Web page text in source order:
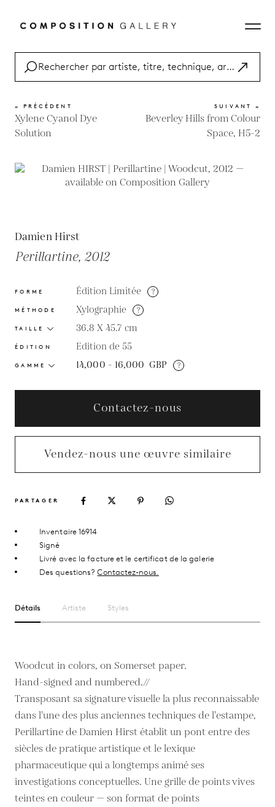
« PRÉCÉDENT
Xylene Cyanol Dye
Solution
SUIVANT »
Beverley Hills from Colour
Space, H5-2
Damien Hirst
Perillartine, 2012
FORME Édition Limitée ?
MÉTHODE Xylographie ?
TAILLE 36.8 X 45.7 cm
ÉDITION Edition de 55
GAMME 14,000 - 16,000 GBP ?
Contactez-nous
Vendez-nous une œuvre similaire
PARTAGER
Inventaire 16914
Signé
Livré avec la facture et le certificat de la galerie
Des questions?Contactez-nous.
Détails Artiste Styles
Woodcut in colors, on Somerset paper.
Hand-signed and numbered.//
Transposant sa signature visuelle la plus reconnaissable
dans l'une des plus anciennes techniques de l'estampe,
Perillartine de Damien Hirst établit un pont entre des
siècles de pratique artistique et le lexique
pharmaceutique qui a longtemps animé ses
investigations conceptuelles. Une grille de points vives
teintes en couleur — son format de points